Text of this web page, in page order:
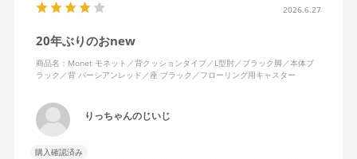
2026.6.27
20年ぶりのおnew
商品名：Monet モネット／背クッションタイプ／L型肘／ブラック脚／本体ブ
ラック／背 パーシアンレッド／座 ブラック／フローリング用キャスター
りっちゃんのじいじ
購入確認済み